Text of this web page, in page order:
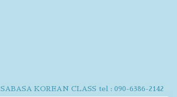
SABASA KOREAN CLASS tel : 090-6386-2142